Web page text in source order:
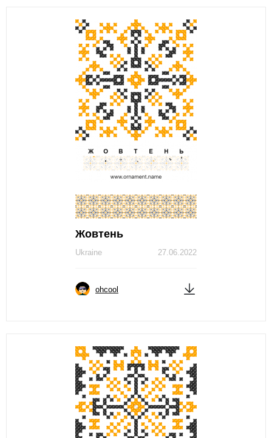
Жовтень
27.06.2022
Ukraine
ohcool